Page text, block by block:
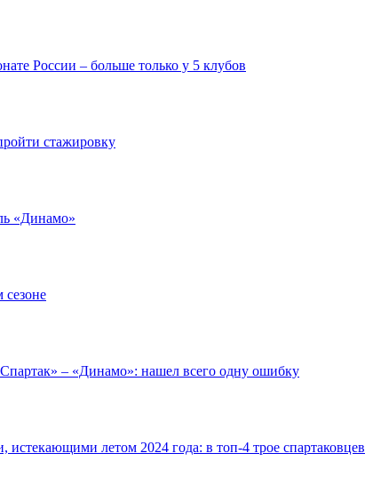
России – больше только у 5 клубов
стажировку
«Динамо»
– «Динамо»: нашел всего одну ошибку
летом 2024 года: в топ-4 трое спартаковцев